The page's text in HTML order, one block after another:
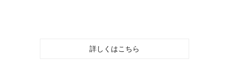
詳しくはこちら